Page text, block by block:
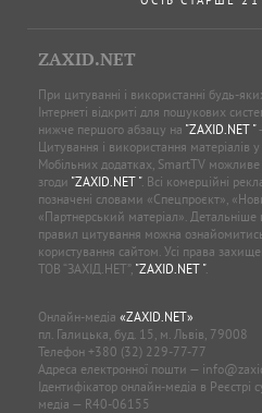
ZAXID.NET
При цитуванні і використанні будь-
Інтернеті відкриті для пошукових
нижче першого абзацу на "ZAXID.NET "
Цитування і використання матеріалів
Мобільних додатках, SmartTV
згоди "ZAXID.NET ". Всі комерційні
позначені словами «Спецпроєкт»,
«Партнерський матеріал».
правил цитування можна
користування сайтом. Усі права
ТОВ “ЗАХІД.НЕТ”, "ZAXID.NET ".
Онлайн-медіа «ZAXID.NET»
пл. Галицька, буд. 15, м. Львів, 79008
Телефон +380 (32) 229-77-77
Адреса електронної пошти —
Ідентифікатор онлайн-медіа в Реєстрі
медіа — R40-06155